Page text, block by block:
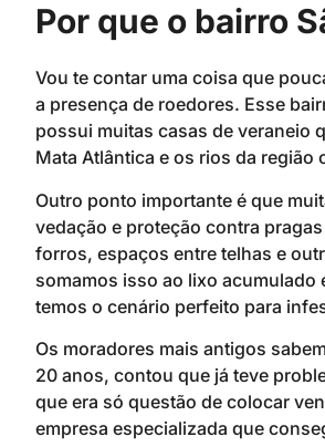
Por que o bairro
Vou te contar uma coisa que
a presença de roedores. Esse
possui muitas casas de veraneio
Mata Atlântica e os rios da
Outro ponto importante é que
vedação e proteção contra
forros, espaços entre telhas e
somamos isso ao lixo acumulado
temos o cenário perfeito para
Os moradores mais antigos
20 anos, contou que já teve
que era só questão de colocar
empresa especializada que